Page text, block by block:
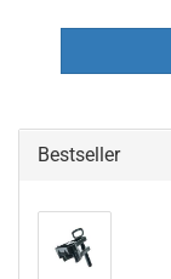
Bestseller